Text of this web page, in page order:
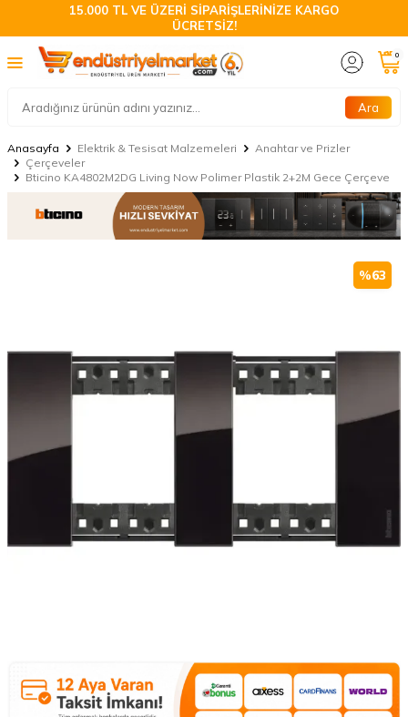
15.000 TL VE ÜZERİ SİPARİŞLERİNİZE KARGO
ÜCRETSİZ!
Ara
0
Anasayfa Elektrik & Tesisat Malzemeleri
Anahtar ve Prizler
Çerçeveler
Bticino KA4802M2DG Living Now Polimer Plastik 2+2M Gece Çerçeve
%63